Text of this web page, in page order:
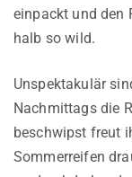
einpackt und den
halb so wild.
Unspektakulär
Nachmittags die
beschwipst freut
Sommerreifen